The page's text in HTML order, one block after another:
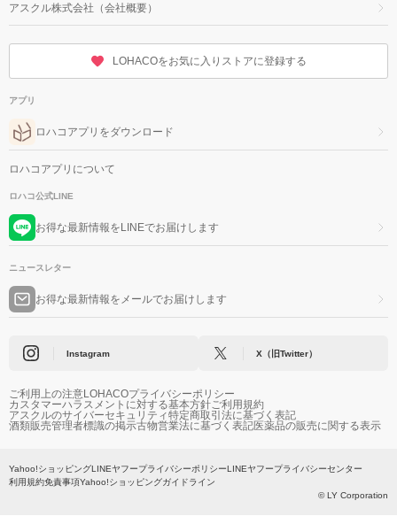
アスクル株式会社（会社概要）
LOHACOをお気に入りストアに登録する
アプリ
ロハコアプリをダウンロード
ロハコアプリについて
ロハコ公式LINE
お得な最新情報をLINEでお届けします
ニュースレター
お得な最新情報をメールでお届けします
Instagram X（旧Twitter）
ご利用上の注意LOHACOプライバシーポリシー
カスタマーハラスメントに対する基本方針ご利用規約
アスクルのサイバーセキュリティ特定商取引法に基づく表記
酒類販売管理者標識の掲示古物営業法に基づく表記医薬品の販売に関する表示
Yahoo!ショッピングLINEヤフープライバシーポリシーLINEヤフープライバシーセンター
利用規約免責事項Yahoo!ショッピングガイドライン
© LY Corporation